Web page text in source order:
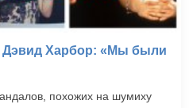
Дэвид Харбор: «Мы были
похожих на шумиху